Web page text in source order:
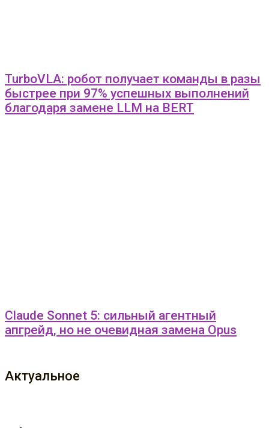
TurboVLA: робот получает команды в разы
быстрее при 97% успешных выполнений
благодаря замене LLM на BERT
Claude Sonnet 5: сильный агентный
апгрейд, но не очевидная замена Opus
Актуальное